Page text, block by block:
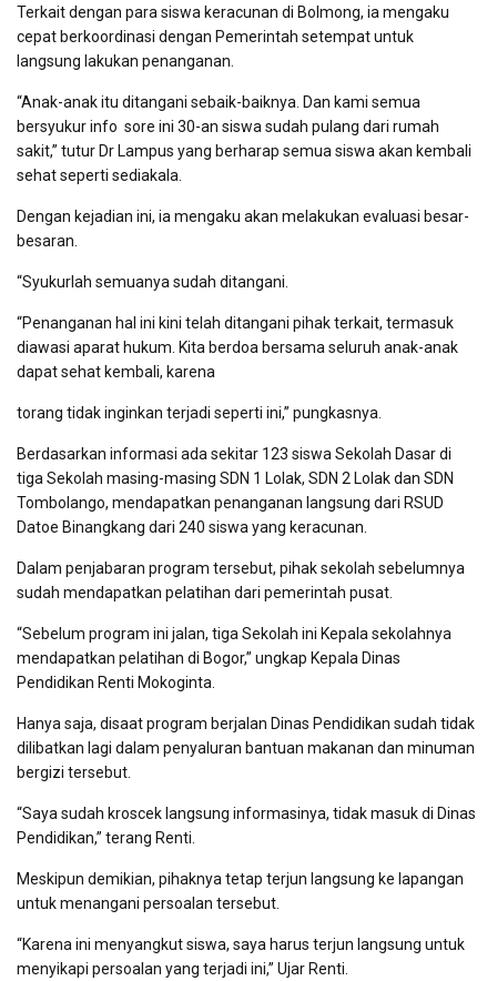
Terkait dengan para siswa keracunan di Bolmong, ia mengaku
cepat berkoordinasi dengan Pemerintah setempat untuk
langsung lakukan penanganan.
“Anak-anak itu ditangani sebaik-baiknya. Dan kami semua
bersyukur info sore ini 30-an siswa sudah pulang dari rumah
sakit,” tutur Dr Lampus yang berharap semua siswa akan kembali
sehat seperti sediakala.
Dengan kejadian ini, ia mengaku akan melakukan evaluasi besar-
besaran.
“Syukurlah semuanya sudah ditangani.
“Penanganan hal ini kini telah ditangani pihak terkait, termasuk
diawasi aparat hukum. Kita berdoa bersama seluruh anak-anak
dapat sehat kembali, karena
torang tidak inginkan terjadi seperti ini,” pungkasnya.
Berdasarkan informasi ada sekitar 123 siswa Sekolah Dasar di
tiga Sekolah masing-masing SDN 1 Lolak, SDN 2 Lolak dan SDN
Tombolango, mendapatkan penanganan langsung dari RSUD
Datoe Binangkang dari 240 siswa yang keracunan.
Dalam penjabaran program tersebut, pihak sekolah sebelumnya
sudah mendapatkan pelatihan dari pemerintah pusat.
“Sebelum program ini jalan, tiga Sekolah ini Kepala sekolahnya
mendapatkan pelatihan di Bogor,” ungkap Kepala Dinas
Pendidikan Renti Mokoginta.
Hanya saja, disaat program berjalan Dinas Pendidikan sudah tidak
dilibatkan lagi dalam penyaluran bantuan makanan dan minuman
bergizi tersebut.
“Saya sudah kroscek langsung informasinya, tidak masuk di Dinas
Pendidikan,” terang Renti.
Meskipun demikian, pihaknya tetap terjun langsung ke lapangan
untuk menangani persoalan tersebut.
“Karena ini menyangkut siswa, saya harus terjun langsung untuk
menyikapi persoalan yang terjadi ini,” Ujar Renti.